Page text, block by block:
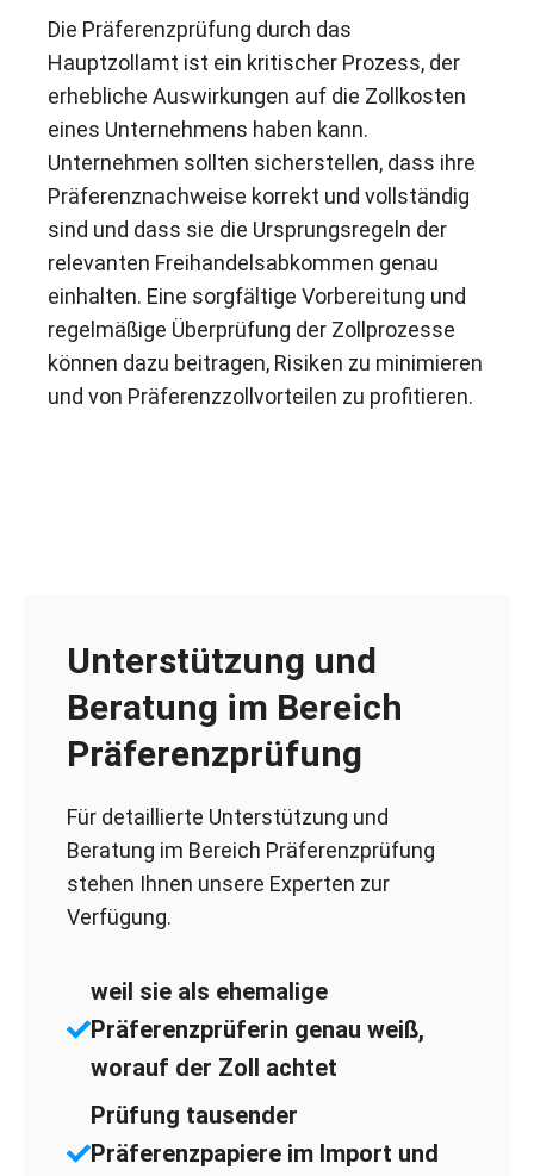
Die Präferenzprüfung durch das
Hauptzollamt ist ein kritischer Prozess, der
erhebliche Auswirkungen auf die Zollkosten
eines Unternehmens haben kann.
Unternehmen sollten sicherstellen, dass ihre
Präferenznachweise korrekt und vollständig
sind und dass sie die Ursprungsregeln der
relevanten Freihandelsabkommen genau
einhalten. Eine sorgfältige Vorbereitung und
regelmäßige Überprüfung der Zollprozesse
können dazu beitragen, Risiken zu minimieren
und von Präferenzzollvorteilen zu profitieren.
Unterstützung und
Beratung im Bereich
Präferenzprüfung
Für detaillierte Unterstützung und
Beratung im Bereich Präferenzprüfung
stehen Ihnen unsere Experten zur
Verfügung.
weil sie als ehemalige
Präferenzprüferin genau weiß,
worauf der Zoll achtet
Prüfung tausender
Präferenzpapiere im Import und